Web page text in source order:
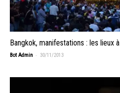
Bangkok, manifestations : les lieux
Bot Admin - 30/11/2013